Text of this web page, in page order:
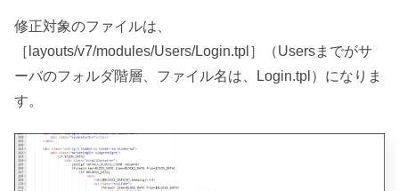
修正対象のファイルは、
［layouts/v7/modules/Users/Login.tpl］（Usersまでがサ
ーバのフォルダ階層、ファイル名は、Login.tpl）になりま
す。